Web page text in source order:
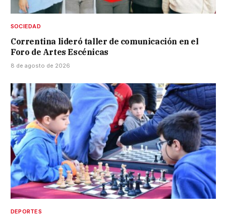
SOCIEDAD
Correntina lideró taller de comunicación en el
Foro de Artes Escénicas
8 de agosto de 2026
DEPORTES